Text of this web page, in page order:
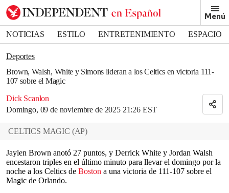
Menú
NOTICIAS ESTILO ENTRETENIMIENTO
ESPACIO
DEPORTES
Deportes
Brown, Walsh, White y Simons lideran a los Celtics en victoria 111-
107 sobre el Magic
Dick Scanlon
Domingo, 09 de noviembre de 2025 21:26 EST
Bookmark popover
Removed from bookmarks
Close popover
CELTICS MAGIC (AP)
Jaylen Brown anotó 27 puntos, y Derrick White y Jordan Walsh
encestaron triples en el último minuto para llevar el domingo por la
noche a los Celtics de Boston a una victoria de 111-107 sobre el
Magic de Orlando.